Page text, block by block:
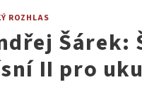
ROZHLAS
Šárek:
II pro